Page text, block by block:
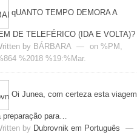
qUANTO TEMPO DEMORA A
DE TELEFÉRICO (IDA E VOLTA)?
by BÁRBARA —
on %PM,
%2018 %19:%Mar.
Oi Junea, com certeza esta viagem
preparação para…
by Dubrovnik em Português
—